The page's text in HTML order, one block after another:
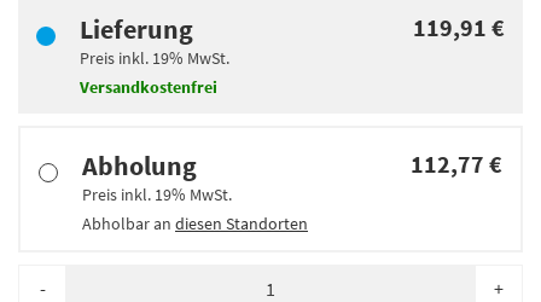
Lieferung
Preis inkl. 19% MwSt.
Versandkostenfrei
119,91 €
Abholung
Preis inkl. 19% MwSt.
Abholbar an diesen Standorten
112,77 €
- +